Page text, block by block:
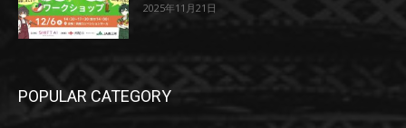
2025年11月21日
POPULAR CATEGORY